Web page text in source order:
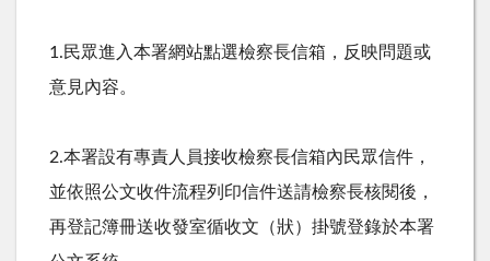
1.民眾進入本署網站點選檢察長信箱，反映問題或
意見內容。
2.本署設有專責人員接收檢察長信箱內民眾信件，
並依照公文收件流程列印信件送請檢察長核閱後，
再登記簿冊送收發室循收文（狀）掛號登錄於本署